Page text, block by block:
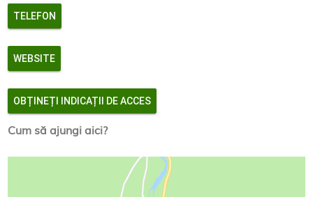
TELEFON
WEBSITE
OBȚINEȚI INDICAȚII DE ACCES
Cum să ajungi aici?